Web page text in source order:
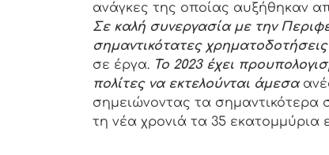
ανάγκες της οποίας αυξήθηκαν
Σε καλή συνεργασία με την
σημαντικότατες χρηματοδοτήσεις
σε έργα. Το 2023 έχει
πολίτες να εκτελούνται άμεσα
σημειώνοντας τα σημαντικότερα
τη νέα χρονιά τα 35 εκατομμύρια